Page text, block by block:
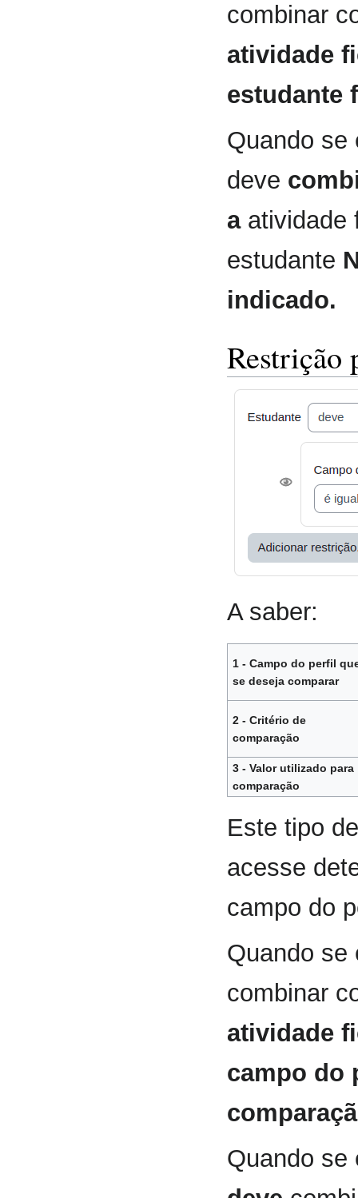
combinar
atividade
estudante
Quando se
deve
aatividade
estudante
indicado.
Restrição
A saber:
1 - Campo do perfil
se deseja comparar
2 - Critério de
comparação
3 - Valor utilizado para
comparação
Este tipo
acesse
campo do
Quando
combinar
atividade
campo do
Quando